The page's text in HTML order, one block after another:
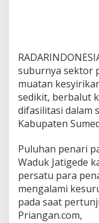
suburnya sektor
muatan
sedikit, berbalut
difasilitasi dalam
Kabupaten
Puluhan penari
Waduk Jatigede
persatu para
mengalami
pada saat
Priangan.com,